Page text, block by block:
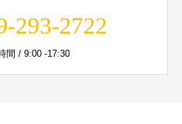
293-2722
間 / 9:00 -17:30